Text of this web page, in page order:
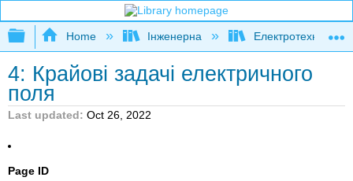
Expand/collapse global hierarchy
Home Інженерна Електротехніка
4: Крайові задачі електричного
поля
Last updated Oct 26, 2022
Page ID